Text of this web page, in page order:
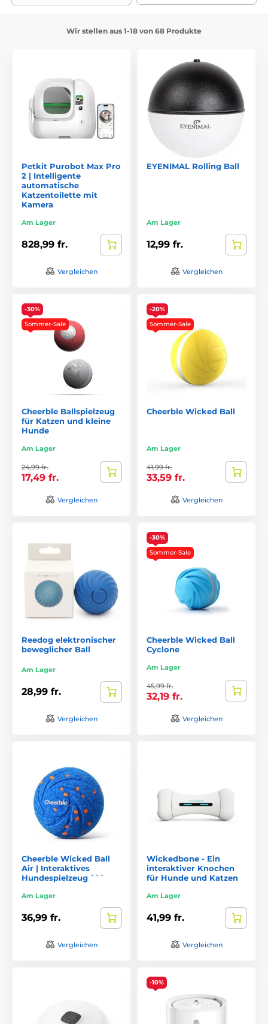
Wir stellen aus 1-18 von 68 Produkte
Petkit Purobot Max Pro
2 | Intelligente
automatische
Katzentoilette mit
Kamera
Am Lager
828,99 fr.
Vergleichen
EYENIMAL Rolling Ball
Am Lager
12,99 fr.
Vergleichen
-30%
Sommer-Sale
Cheerble Ballspielzeug
für Katzen und kleine
Hunde
Am Lager
24,99 fr.
17,49 fr.
Vergleichen
-20%
Sommer-Sale
Cheerble Wicked Ball
Am Lager
41,99 fr.
33,59 fr.
Vergleichen
Reedog elektronischer
beweglicher Ball
Am Lager
28,99 fr.
Vergleichen
-30%
Sommer-Sale
Cheerble Wicked Ball
Cyclone
Am Lager
45,99 fr.
32,19 fr.
Vergleichen
Cheerble Wicked Ball
Air | Interaktives
Hundespielzeug ```
Am Lager
36,99 fr.
Vergleichen
Wickedbone - Ein
interaktiver Knochen
für Hunde und Katzen
Am Lager
41,99 fr.
Vergleichen
-10%